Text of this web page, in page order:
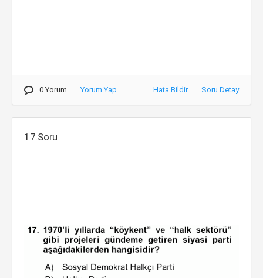
0 Yorum Yorum Yap Hata Bildir Soru Detay
17.Soru